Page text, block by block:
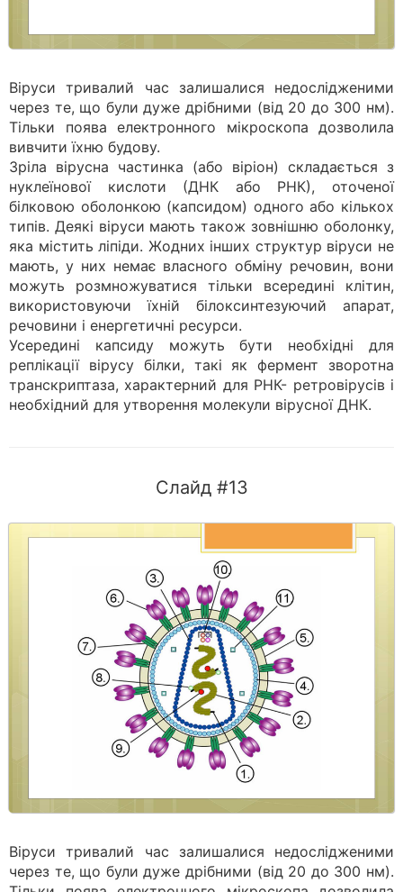
Віруси тривалий час залишалися недослідженими
через те, що були дуже дрібними (від 20 до 300 нм).
Тільки поява електронного мікроскопа дозволила
вивчити їхню будову.
Зріла вірусна частинка (або віріон) складається з
нуклеїнової кислоти (ДНК або РНК), оточеної
білковою оболонкою (капсидом) одного або кількох
типів. Деякі віруси мають також зовнішню оболонку,
яка містить ліпіди. Жодних інших структур віруси не
мають, у них немає власного обміну речовин, вони
можуть розмножуватися тільки всередині клітин,
використовуючи їхній білоксинтезуючий апарат,
речовини і енергетичні ресурси.
Усередині капсиду можуть бути необхідні для
реплікації вірусу білки, такі як фермент зворотна
транскриптаза, характерний для РНК- ретровірусів і
необхідний для утворення молекули вірусної ДНК.
Слайд #13
Віруси тривалий час залишалися недослідженими
через те, що були дуже дрібними (від 20 до 300 нм).